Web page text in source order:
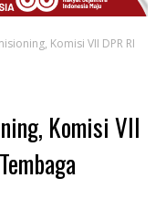
Komisi VII DPR RI
Komisi VII